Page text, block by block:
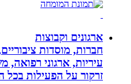
ארגונים וקבוצות
חברות, מוסדות ציבוריים,
עיריות, ארגוני רפואה,
זרקור על הפעילות בכל